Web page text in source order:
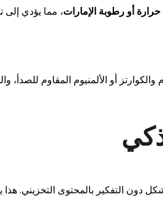
حرارة أو رطوبة الإمارات، مما يؤدي
أو الألمنيوم المقاوم للصدأ،
دون التفكير بالمحتوى التخزيني.